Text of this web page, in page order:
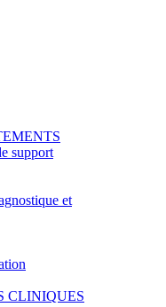
support
et
CLINIQUES